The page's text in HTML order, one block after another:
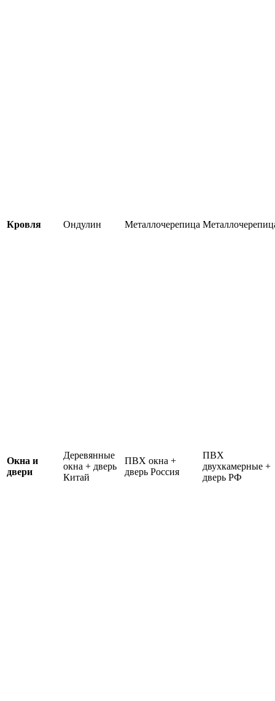
Кровля Ондулин Металлочерепица
Окна и
двери
Деревянные
окна + дверь
Китай
ПВХ окна +
дверь Россия
ПВХ
двухкамерные +
дверь РФ